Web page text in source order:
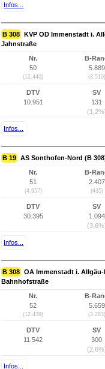
Infos...
B 308 KVP OD Immenstadt i.
Jahnstraße
Nr.
50
(12.440)
B-
5.889
(3.510)
DTV
10.951
SV
131
Infos...
B 19 AS Sonthofen-Nord (B
Nr.
51
(4.957)
B-
2.407
(435)
DTV
30.395
SV
1.094
Infos...
B 308 OA Immenstadt i.
Bahnhofstraße
Nr.
52
(12.439)
B-
5.659
(3.283)
DTV
11.542
SV
300
Infos...